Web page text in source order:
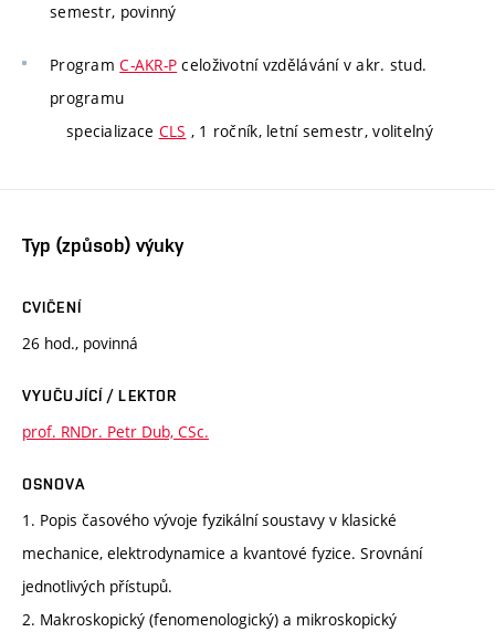
semestr, povinný
ProgramC-AKR-P celoživotní vzdělávání v akr. stud.
programu
specializace CLS , 1 ročník, letní semestr, volitelný
Typ (způsob) výuky
CVIČENÍ
26 hod., povinná
VYUČUJÍCÍ / LEKTOR
prof. RNDr. Petr Dub, CSc.
OSNOVA
1. Popis časového vývoje fyzikální soustavy v klasické
mechanice, elektrodynamice a kvantové fyzice. Srovnání
jednotlivých přístupů.
2. Makroskopický (fenomenologický) a mikroskopický